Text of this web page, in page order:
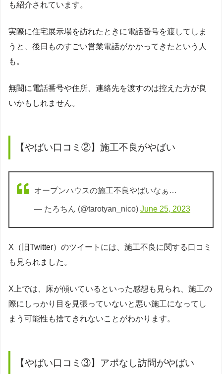
も紹介されています。
実際に住宅展示場を訪れたときに電話番号を渡してしま
うと、後日ものすごい営業電話がかかってきたという人
も。
無闇に電話番号や住所、連絡先を渡すのは控えた方が良
いかもしれません。
【やばい口コミ②】施工不良がやばい
オープンハウスの施工不良やばいなぁ…
— たろちん (@tarotyan_nico) June 25, 2023
X（旧Twitter）のツイートには、施工不良に関する口コミ
も見られました。
X上では、床が傾いているといった感想も見られ、施工の
際にしっかり目を見張っていないと悪い施工になってし
まう可能性も捨てきれないことがわかります。
【やばい口コミ③】アポなし訪問がやばい